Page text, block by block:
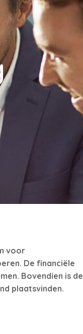
voor
De financiële
Bovendien is de
plaatsvinden.